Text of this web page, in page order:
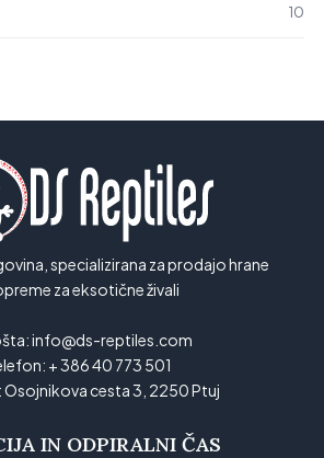
10
specializirana za prodajo hrane
za eksotične živali
info@ds-reptiles.com
+ 386 40 773 501
Osojnikova cesta 3, 2250 Ptuj
IN ODPIRALNI ČAS